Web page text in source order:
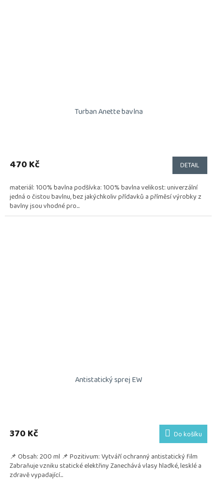
Turban Anette bavlna
470 Kč DETAIL
materiál: 100% bavlna podšívka: 100% bavlna velikost: univerzální
jedná o čistou bavlnu, bez jakýchkoliv přídavků a příměsí výrobky z
bavlny jsou vhodné pro...
Antistatický sprej EW
370 Kč Do košíku
📌 Obsah: 200 ml 📌 Pozitivum: Vytváří ochranný antistatický film
Zabraňuje vzniku statické elektřiny Zanechává vlasy hladké, lesklé a
zdravě vypadající...